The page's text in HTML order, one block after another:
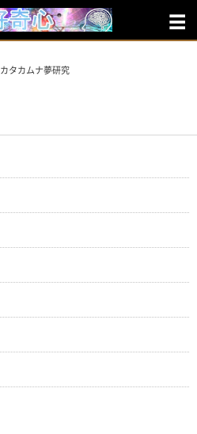
カタカムナ夢研究